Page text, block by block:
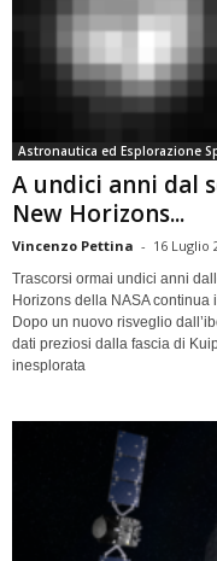
Astronautica ed Esplorazione
A undici anni dal
New Horizons...
Vincenzo Pettina - 16 Luglio
Trascorsi ormai undici anni
Horizons della NASA
Dopo un nuovo risveglio
dati preziosi dalla fascia di
inesplorata